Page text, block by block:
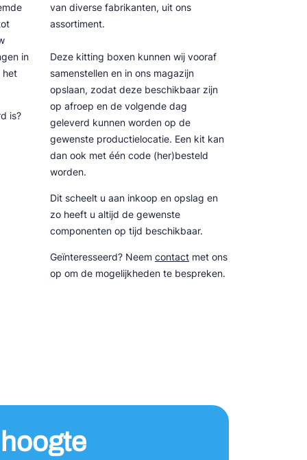
in
het
is?
van diverse fabrikanten, uit ons
assortiment.
Deze kitting boxen kunnen wij vooraf
samenstellen en in ons magazijn
opslaan, zodat deze beschikbaar zijn
op afroep en de volgende dag
geleverd kunnen worden op de
gewenste productielocatie. Een kit kan
dan ook met één code (her)besteld
worden.
Dit scheelt u aan inkoop en opslag en
zo heeft u altijd de gewenste
componenten op tijd beschikbaar.
Geïnteresseerd? Neem contact met ons
op om de mogelijkheden te bespreken.